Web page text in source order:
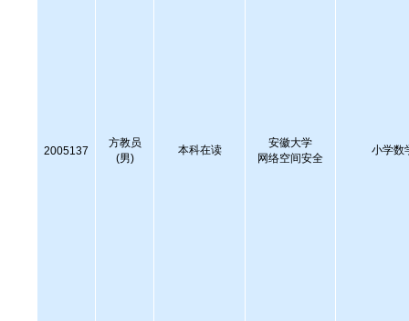
2005137
方教员
(男)
本科在读
安徽大学
网络空间安全
小学数